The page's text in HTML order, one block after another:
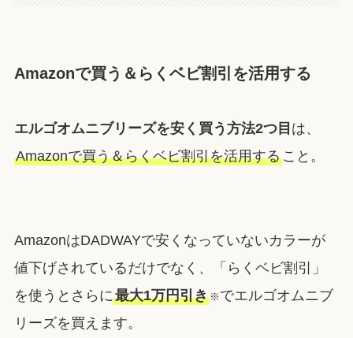
Amazonで買う＆らくベビ割引を活用する
エルゴオムニブリーズを安く買う方法2つ目 は、
Amazonで買う＆らくベビ割引を活用すること。
AmazonはDADWAYで安くなっていないカラーが
値下げされているだけでなく、「らくベビ割引」
を使うとさらに最大1万円引き※ でエルゴオムニブ
リーズを買えます。